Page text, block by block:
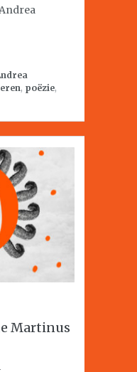
, poëzie,
Martinus